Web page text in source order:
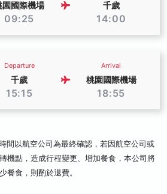
園國際機場
09:25
千歲
14:00
Departure
千歲
15:15
Arrival
桃園國際機場
18:55
間以航空公司為最終確認，若因航空公司或
機點，造成行程變更、增加餐食，本公司將
餐食，則酌於退費。